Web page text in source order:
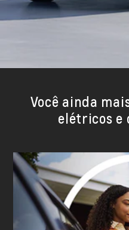
Você ainda
elétricos e